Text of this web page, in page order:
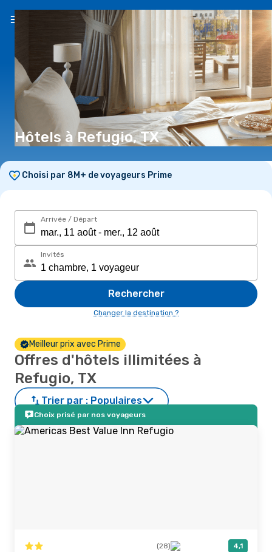
FR(€)
Hôtels à Refugio, TX
Choisi par 8M+ de voyageurs Prime
Arrivée / Départ
Invités
Rechercher
Changer la destination ?
Meilleur prix avec Prime
Offres d'hôtels illimitées à
Refugio, TX
Trier par : Populaires
Choix prisé par nos voyageurs
(28) 4,1